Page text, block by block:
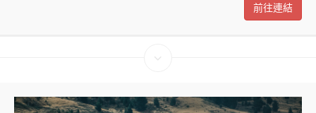
前往連結